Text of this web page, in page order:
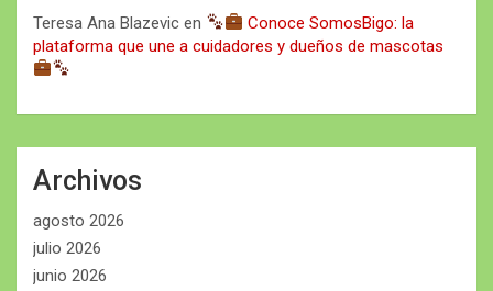
Teresa Ana Blazevic en
Conoce SomosBigo: la
plataforma que une a cuidadores y dueños de mascotas
Archivos
agosto 2026
julio 2026
junio 2026